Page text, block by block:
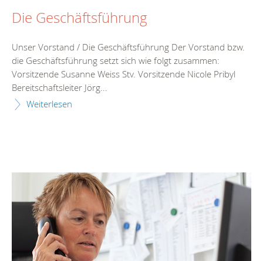
Die Geschäftsführung
Unser Vorstand / Die Geschäftsführung Der Vorstand bzw.
die Geschäftsführung setzt sich wie folgt zusammen:
Vorsitzende Susanne Weiss Stv. Vorsitzende Nicole Pribyl
Bereitschaftsleiter Jörg...
Weiterlesen